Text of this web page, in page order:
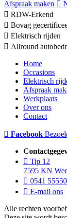
Afspraak maken
RDW-Erkend
Bovag
Elektrisch rijden
Allround
Home
Occasions
Elektrisch
Afspraak
Werkplaats
Over ons
Contact
Facebook
Tip 12
7595 KN
0541
E-mail ons
Alle rechten